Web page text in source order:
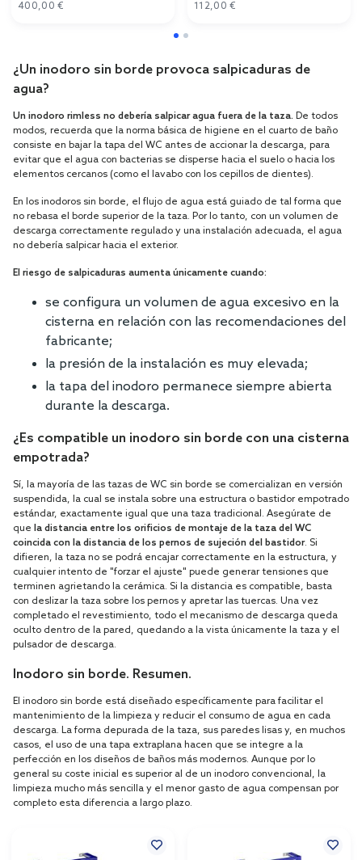
400,00 €
112,00 €
¿Un inodoro sin borde provoca salpicaduras de
agua?
Un inodoro rimless no debería salpicar agua fuera de la taza. De todos
modos, recuerda que la norma básica de higiene en el cuarto de baño
consiste en bajar la tapa del WC antes de accionar la descarga, para
evitar que el agua con bacterias se disperse hacia el suelo o hacia los
elementos cercanos (como el lavabo con los cepillos de dientes).
En los inodoros sin borde, el flujo de agua está guiado de tal forma que
no rebasa el borde superior de la taza. Por lo tanto, con un volumen de
descarga correctamente regulado y una instalación adecuada, el agua
no debería salpicar hacia el exterior.
El riesgo de salpicaduras aumenta únicamente cuando:
se configura un volumen de agua excesivo en la
cisterna en relación con las recomendaciones del
fabricante;
la presión de la instalación es muy elevada;
la tapa del inodoro permanece siempre abierta
durante la descarga.
¿Es compatible un inodoro sin borde con una cisterna
empotrada?
Sí, la mayoría de las tazas de WC sin borde se comercializan en versión
suspendida, la cual se instala sobre una estructura o bastidor empotrado
estándar, exactamente igual que una taza tradicional. Asegúrate de
que la distancia entre los orificios de montaje de la taza del WC
coincida con la distancia de los pernos de sujeción del bastidor. Si
difieren, la taza no se podrá encajar correctamente en la estructura, y
cualquier intento de "forzar el ajuste" puede generar tensiones que
terminen agrietando la cerámica. Si la distancia es compatible, basta
con deslizar la taza sobre los pernos y apretar las tuercas. Una vez
completado el revestimiento, todo el mecanismo de descarga queda
oculto dentro de la pared, quedando a la vista únicamente la taza y el
pulsador de descarga.
Inodoro sin borde. Resumen.
El inodoro sin borde está diseñado específicamente para facilitar el
mantenimiento de la limpieza y reducir el consumo de agua en cada
descarga. La forma depurada de la taza, sus paredes lisas y, en muchos
casos, el uso de una tapa extraplana hacen que se integre a la
perfección en los diseños de baños más modernos. Aunque por lo
general su coste inicial es superior al de un inodoro convencional, la
limpieza mucho más sencilla y el menor gasto de agua compensan por
completo esta diferencia a largo plazo.